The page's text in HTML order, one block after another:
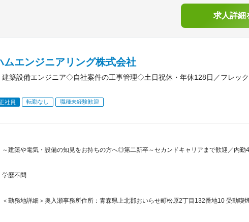
求人詳細
ムエンジニアリング株式会社
建築設備エンジニア◇自社案件の工事管理◇土日祝休・年休128日／フレッ
社員 転勤なし 職種未経験歓迎
～建築や電気・設備の知見をお持ちの方へ◎第二新卒～セカンドキャリアまで歓迎／内勤
学歴不問
＜勤務地詳細＞奥入瀬事務所住所：青森県上北郡おいらせ町松原2丁目132番地10 受動喫